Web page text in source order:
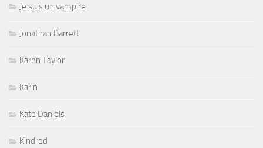
Je suis un vampire
Jonathan Barrett
Karen Taylor
Karin
Kate Daniels
Kindred